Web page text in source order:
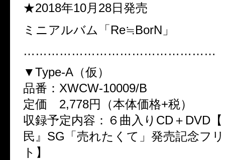
★2018年10月28日発売
ミニアルバム「Re≒BorN」
…………………………………………
▼Type-A（仮）
品番：XWCW-10009/B
定価 2,778円（本体価格+税）
収録予定内容：６曲入りCD＋DVD
民』SG「売れたくて」発売記念フ
ト】